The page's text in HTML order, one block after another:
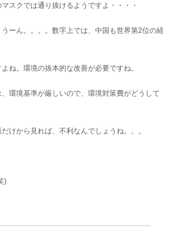
スクでは通り抜けるようですよ・・・・
ーん。。。。数字上では、中国も世界第2位の経
ね。環境の抜本的な改善が必要ですね。
環境基準が厳しいので、環境対策費がどうして
けから見れば、不利なんでしょうね。。。
)